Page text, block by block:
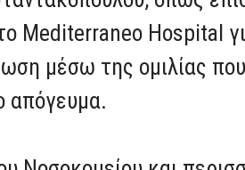
Mediterraneo Hospital
μέσω της ομιλίας
απόγευμα.